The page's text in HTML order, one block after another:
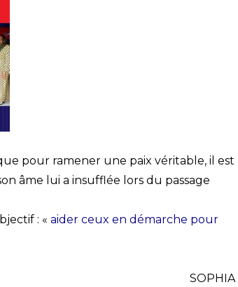
pour ramener une paix véritable, il est
âme lui a insufflée lors du passage
: «aider ceux en démarche pour
SOPHIA